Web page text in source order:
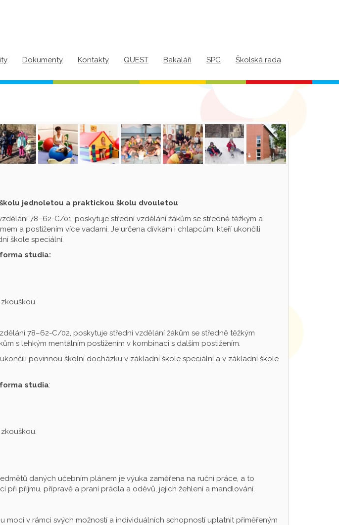
Dokumenty Kontakty QUEST Bakaláři SPC Školská rada
jednoletou a praktickou školu dvouletou
78–62-C/01, poskytuje střední vzdělání žákům se středně těžkým a
a postižením více vadami. Je určena dívkám i chlapcům, kteří ukončili
škole speciální.
studia:
78–62-C/02, poskytuje střední vzdělání žákům se středně těžkým
s lehkým mentálním postižením v kombinaci s dalším postižením.
povinnou školní docházku v základní škole speciální a v základní škole
studia:
daných učebním plánem je výuka zaměřena na ruční práce, a to
při příjmu, přípravě a praní prádla a oděvů, jejich žehlení a mandlování.
moci v rámci svých možností a individuálních schopností uplatnit přiměřeným